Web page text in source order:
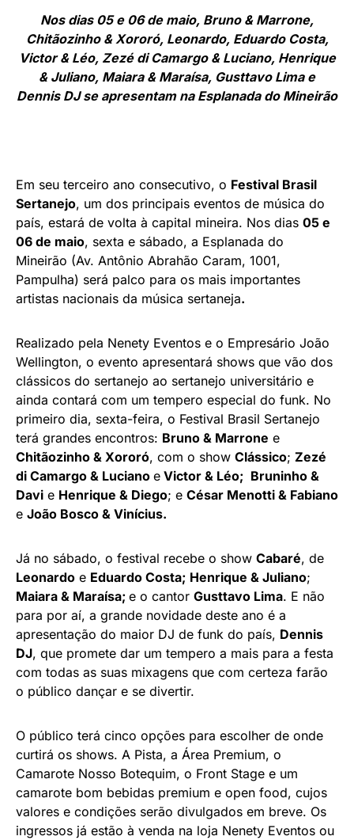
Nos dias 05 e 06de maio, Bruno & Marrone,
Chitãozinho & Xororó, Leonardo, Eduardo Costa,
Victor & Léo, Zezé di Camargo & Luciano, Henrique
& Juliano, Maiara & Maraísa, Gusttavo Lima e
Dennis DJ se apresentam na Esplanada do Mineirão
Em seu terceiro ano consecutivo, o Festival Brasil
Sertanejo, um dos principais eventos de música do
país, estará de volta à capital mineira. Nos dias 05 e
06 de maio, sexta e sábado, a Esplanada do
Mineirão (Av. Antônio Abrahão Caram, 1001,
Pampulha) será palco para os mais importantes
artistas nacionais da música sertaneja.
Realizado pela Nenety Eventos e o Empresário João
Wellington, o evento apresentará shows que vão dos
clássicos do sertanejo ao sertanejo universitário e
ainda contará com um tempero especial do funk. No
primeiro dia, sexta-feira, o Festival Brasil Sertanejo
terá grandes encontros: Bruno & Marrone e
Chitãozinho & Xororó, com o show Clássico; Zezé
di Camargo & Luciano e Victor & Léo; Bruninho &
Davi e Henrique & Diego; e César Menotti & Fabiano
e João Bosco & Vinícius.
Já no sábado, o festival recebe o show Cabaré, de
Leonardo e Eduardo Costa; Henrique & Juliano;
Maiara & Maraísa; e o cantor Gusttavo Lima. E não
para por aí, a grande novidade deste ano é a
apresentação do maior DJ de funk do país, Dennis
DJ, que promete dar um tempero a mais para a festa
com todas as suas mixagens que com certeza farão
o público dançar e se divertir.
O público terá cinco opções para escolher de onde
curtirá os shows. A Pista, a Área Premium, o
Camarote Nosso Botequim, o Front Stage e um
camarote bom bebidas premium e open food, cujos
valores e condições serão divulgados em breve. Os
ingressos já estão à venda na loja Nenety Eventos ou